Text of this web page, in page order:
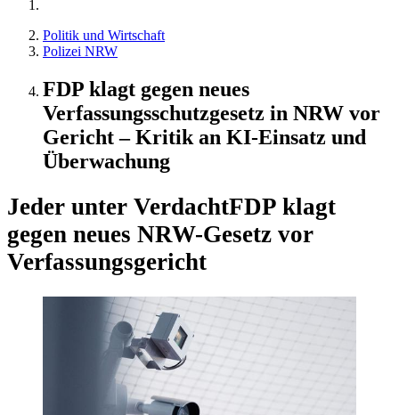
Politik und Wirtschaft
Polizei NRW
FDP klagt gegen neues
Verfassungsschutzgesetz in NRW vor
Gericht – Kritik an KI-Einsatz und
Überwachung
Jeder unter VerdachtFDP klagt
gegen neues NRW-Gesetz vor
Verfassungsgericht